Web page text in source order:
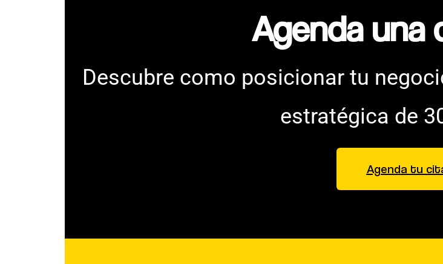
Agenda una
Descubre como posicionar tu
estratégica de
Agenda tu